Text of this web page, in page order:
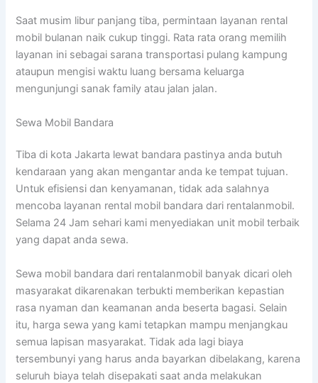
Saat musim libur panjang tiba, permintaan layanan rental
mobil bulanan naik cukup tinggi. Rata rata orang memilih
layanan ini sebagai sarana transportasi pulang kampung
ataupun mengisi waktu luang bersama keluarga
mengunjungi sanak family atau jalan jalan.
Sewa Mobil Bandara
Tiba di kota Jakarta lewat bandara pastinya anda butuh
kendaraan yang akan mengantar anda ke tempat tujuan.
Untuk efisiensi dan kenyamanan, tidak ada salahnya
mencoba layanan rental mobil bandara dari rentalanmobil.
Selama 24 Jam sehari kami menyediakan unit mobil terbaik
yang dapat anda sewa.
Sewa mobil bandara dari rentalanmobil banyak dicari oleh
masyarakat dikarenakan terbukti memberikan kepastian
rasa nyaman dan keamanan anda beserta bagasi. Selain
itu, harga sewa yang kami tetapkan mampu menjangkau
semua lapisan masyarakat. Tidak ada lagi biaya
tersembunyi yang harus anda bayarkan dibelakang, karena
seluruh biaya telah disepakati saat anda melakukan